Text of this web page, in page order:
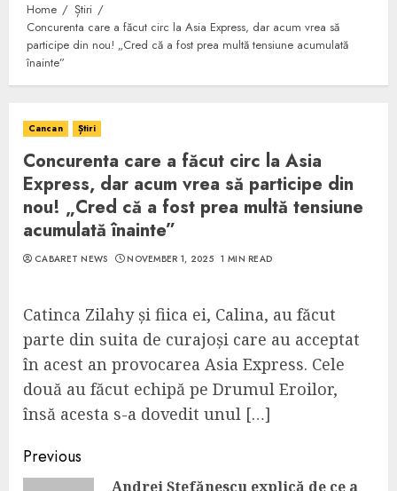
Home
Știri
Concurenta care a făcut circ la Asia Express, dar acum vrea să
participe din nou! „Cred că a fost prea multă tensiune acumulată
înainte”
Cancan Știri
Concurenta care a făcut circ la Asia
Express, dar acum vrea să participe din
nou! „Cred că a fost prea multă tensiune
acumulată înainte”
CABARET NEWS NOVEMBER 1, 2025 1 MIN READ
Catinca Zilahy și fiica ei, Calina, au făcut
parte din suita de curajoși care au acceptat
în acest an provocarea Asia Express. Cele
două au făcut echipă pe Drumul Eroilor,
însă acesta s-a dovedit unul […]
Continue
Previous
Andrei Ștefănescu explică de ce a